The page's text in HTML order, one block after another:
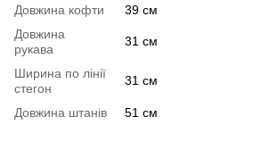
Довжина кофти
39 см
Довжина
рукава
31 см
Ширина по лінії
стегон
31 см
Довжина штанів 51 см